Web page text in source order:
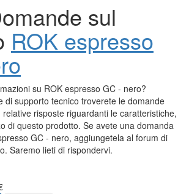
sul
ROK espresso
su ROK espresso GC - nero?
di supporto tecnico troverete le domande
risposte riguardanti le caratteristiche,
di questo prodotto. Se avete una domanda
GC - nero, aggiungetela al forum di
Saremo lieti di rispondervi.